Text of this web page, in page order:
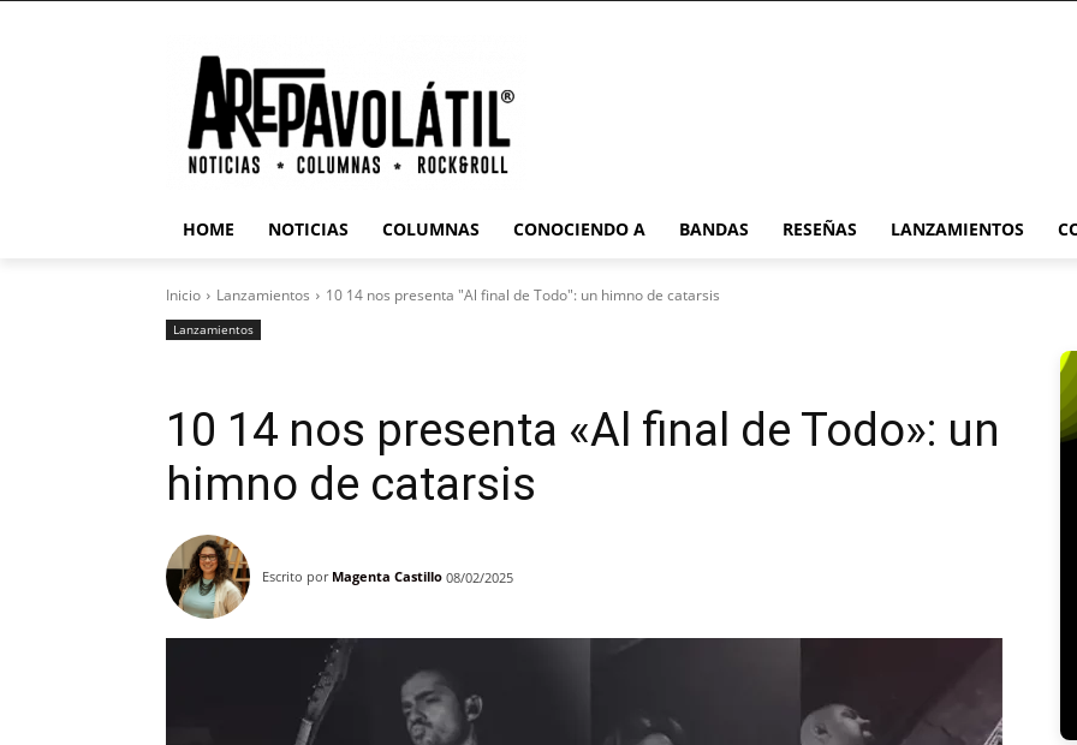
HOME NOTICIAS COLUMNAS CONOCIENDO A BANDAS RESEÑAS LANZAMIENTOS
Inicio Lanzamientos 10 14 nos presenta "Al final de Todo": un himno de catarsis
Lanzamientos
10 14 nos presenta «Al final de Todo»: un
himno de catarsis
Escrito por Magenta Castillo 08/02/2025